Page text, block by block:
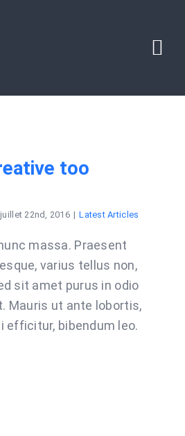
too
juillet 22nd, 2016 | Latest Articles
massa. Praesent
varius tellus non,
sit amet purus in odio
Mauris ut ante lobortis,
efficitur, bibendum leo.